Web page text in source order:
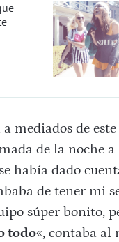
mediados de
de la noche
había dado
de tener mi
súper bonito,
todo«, contaba al